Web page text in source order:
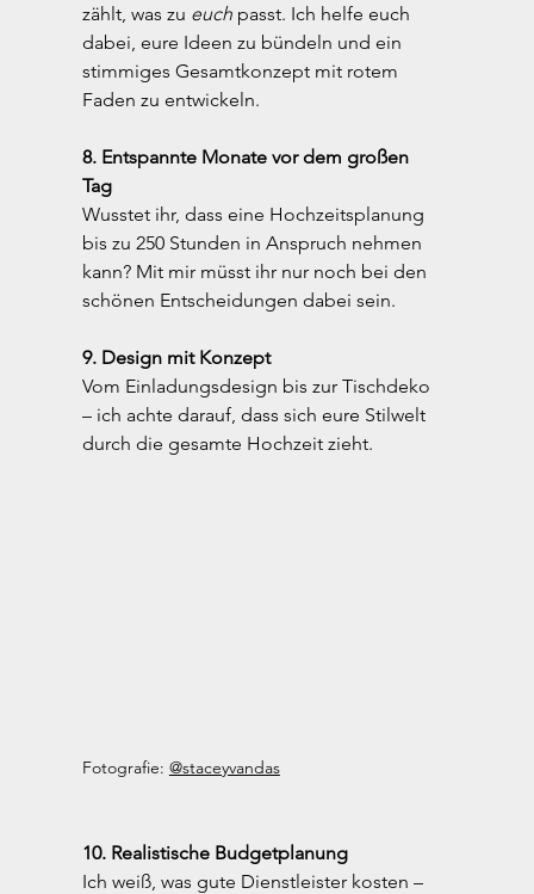
zählt, was zu euch passt. Ich helfe euch
dabei, eure Ideen zu bündeln und ein
stimmiges Gesamtkonzept mit rotem
Faden zu entwickeln.
8. Entspannte Monate vor dem großen
Tag
Wusstet ihr, dass eine Hochzeitsplanung
bis zu 250 Stunden in Anspruch nehmen
kann? Mit mir müsst ihr nur noch bei den
schönen Entscheidungen dabei sein.
9. Design mit Konzept
Vom Einladungsdesign bis zur Tischdeko
– ich achte darauf, dass sich eure Stilwelt
durch die gesamte Hochzeit zieht.
Fotografie: @staceyvandas
10. Realistische Budgetplanung
Ich weiß, was gute Dienstleister kosten –